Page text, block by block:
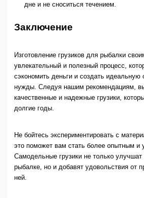
дне и не сноситься течением.
Заключение
Изготовление грузиков для рыбалки
увлекательный и полезный процесс,
сэкономить деньги и создать идеальную
нужды. Следуя нашим рекомендациям,
качественные и надежные грузики,
долгие годы.
Не бойтесь экспериментировать с
это поможет вам стать более опытным
Самодельные грузики не только
рыбалке, но и добавят удовольствия от
ней.